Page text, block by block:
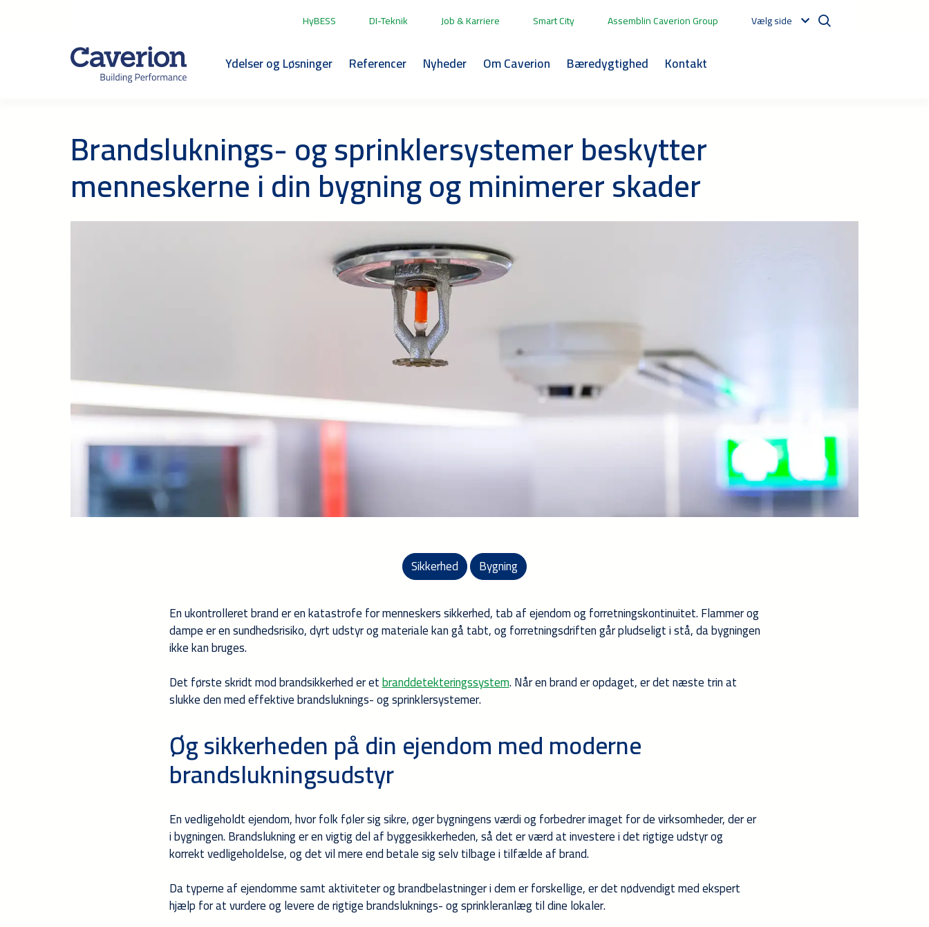
HyBESS DI-Teknik Job & Karriere Smart City Assemblin Caverion Group Vælg side
Ydelser og Løsninger Referencer Nyheder Om Caverion Bæredygtighed Kontakt
Brandsluknings- og sprinklersystemer beskytter
menneskerne i din bygning og minimerer skader
Sikkerhed Bygning
En ukontrolleret brand er en katastrofe for menneskers sikkerhed, tab af ejendom og forretningskontinuitet. Flammer og
dampe er en sundhedsrisiko, dyrt udstyr og materiale kan gå tabt, og forretningsdriften går pludseligt i stå, da bygningen
ikke kan bruges.
Det første skridt mod brandsikkerhed er etbranddetekteringssystem. Når en brand er opdaget, er det næste trin at
slukke den med effektive brandsluknings- og sprinklersystemer.
Øg sikkerheden på din ejendom med moderne
brandslukningsudstyr
En vedligeholdt ejendom, hvor folk føler sig sikre, øger bygningens værdi og forbedrer imaget for de virksomheder, der er
i bygningen. Brandslukning er en vigtig del af byggesikkerheden, så det er værd at investere i det rigtige udstyr og
korrekt vedligeholdelse, og det vil mere end betale sig selv tilbage i tilfælde af brand.
Da typerne af ejendomme samt aktiviteter og brandbelastninger i dem er forskellige, er det nødvendigt med ekspert
hjælp for at vurdere og levere de rigtige brandsluknings- og sprinkleranlæg til dine lokaler.